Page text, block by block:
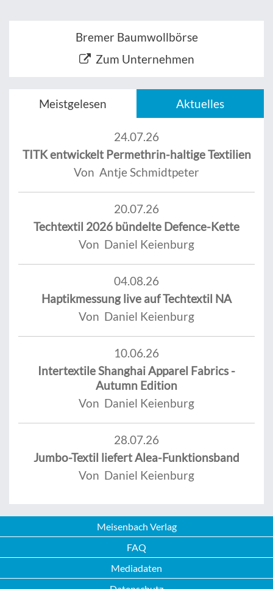
Bremer Baumwollbörse
Zum Unternehmen
Meistgelesen Aktuelles
24.07.26
TITK entwickelt Permethrin-haltige Textilien
Von Antje Schmidtpeter
20.07.26
Techtextil 2026 bündelte Defence-Kette
Von Daniel Keienburg
04.08.26
Haptikmessung live auf Techtextil NA
Von Daniel Keienburg
10.06.26
Intertextile Shanghai Apparel Fabrics -
Autumn Edition
Von Daniel Keienburg
28.07.26
Jumbo-Textil liefert Alea-Funktionsband
Von Daniel Keienburg
Meisenbach Verlag
FAQ
Mediadaten